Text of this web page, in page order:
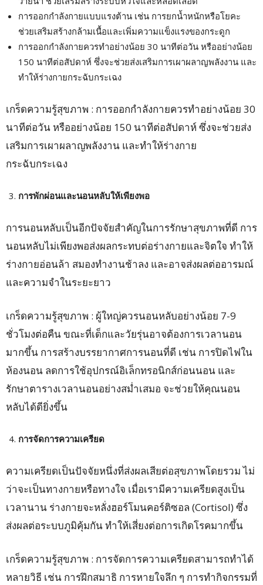
การออกกำลังกายแบบแรงต้าน เช่น การยกน้ำหนักหรือโยคะ
ช่วยเสริมสร้างกล้ามเนื้อและเพิ่มความแข็งแรงของกระดูก
การออกกำลังกายควรทำอย่างน้อย 30 นาทีต่อวัน หรืออย่างน้อย
150 นาทีต่อสัปดาห์ ซึ่งจะช่วยส่งเสริมการเผาผลาญพลังงาน และ
ทำให้ร่างกายกระฉับกระเฉง
เกร็ดความรู้สุขภาพ : การออกกำลังกายควรทำอย่างน้อย 30
นาทีต่อวัน หรืออย่างน้อย 150 นาทีต่อสัปดาห์ ซึ่งจะช่วยส่ง
เสริมการเผาผลาญพลังงาน และทำให้ร่างกาย
กระฉับกระเฉง
การพักผ่อนและนอนหลับให้เพียงพอ
การนอนหลับเป็นอีกปัจจัยสำคัญในการรักษาสุขภาพที่ดี การ
นอนหลับไม่เพียงพอส่งผลกระทบต่อร่างกายและจิตใจ ทำให้
ร่างกายอ่อนล้า สมองทำงานช้าลง และอาจส่งผลต่ออารมณ์
และความจำในระยะยาว
เกร็ดความรู้สุขภาพ : ผู้ใหญ่ควรนอนหลับอย่างน้อย 7-9
ชั่วโมงต่อคืน ขณะที่เด็กและวัยรุ่นอาจต้องการเวลานอน
มากขึ้น การสร้างบรรยากาศการนอนที่ดี เช่น การปิดไฟใน
ห้องนอน ลดการใช้อุปกรณ์อิเล็กทรอนิกส์ก่อนนอน และ
รักษาตารางเวลานอนอย่างสม่ำเสมอ จะช่วยให้คุณนอน
หลับได้ดียิ่งขึ้น
การจัดการความเครียด
ความเครียดเป็นปัจจัยหนึ่งที่ส่งผลเสียต่อสุขภาพโดยรวม ไม่
ว่าจะเป็นทางกายหรือทางใจ เมื่อเรามีความเครียดสูงเป็น
เวลานาน ร่างกายจะหลั่งฮอร์โมนคอร์ติซอล (Cortisol) ซึ่ง
ส่งผลต่อระบบภูมิคุ้มกัน ทำให้เสี่ยงต่อการเกิดโรคมากขึ้น
เกร็ดความรู้สุขภาพ : การจัดการความเครียดสามารถทำได้
หลายวิธี เช่น การฝึกสมาธิ การหายใจลึก ๆ การทำกิจกรรมที่